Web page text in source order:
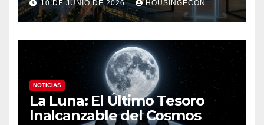
10 DE JUNIO DE 2026 HOUSINGECON
NOTICIAS
La Luna: El Último Tesoro
Inalcanzable del Cosmos